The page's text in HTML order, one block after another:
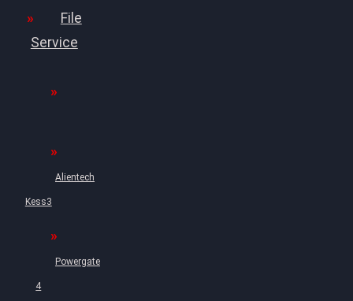
File
Service
Alientech
Kess3
Powergate
4